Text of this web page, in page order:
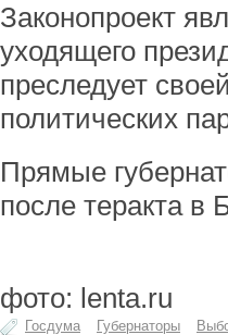
Законопроект
уходящего
преследует
политических
Прямые
после теракта в
фото: lenta.ru
Госдума Губернаторы